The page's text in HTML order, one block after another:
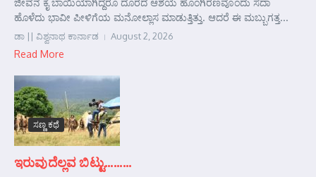
ಜೀವನ ಕೈ ಬಾಯಿಯಾಗಿದ್ದರೂ ದೂರದ ಆಶಯ ಹೊಂಗಿರಣವೊಂದು ಸದಾ
ಹೊಳೆದು ಭಾವೀ ಪೀಳಿಗೆಯ ಮನೋಲ್ಲಾಸ ಮಾಡುತ್ತಿತ್ತು. ಆದರೆ ಈ ಮಬ್ಬುಗತ್ತ...
ಡಾ || ವಿಶ್ವನಾಥ ಕಾರ್ನಾಡ August 2, 2026
Read More
ಸಣ್ಣ ಕಥೆ
ಇರುವುದೆಲ್ಲವ ಬಿಟ್ಟು………